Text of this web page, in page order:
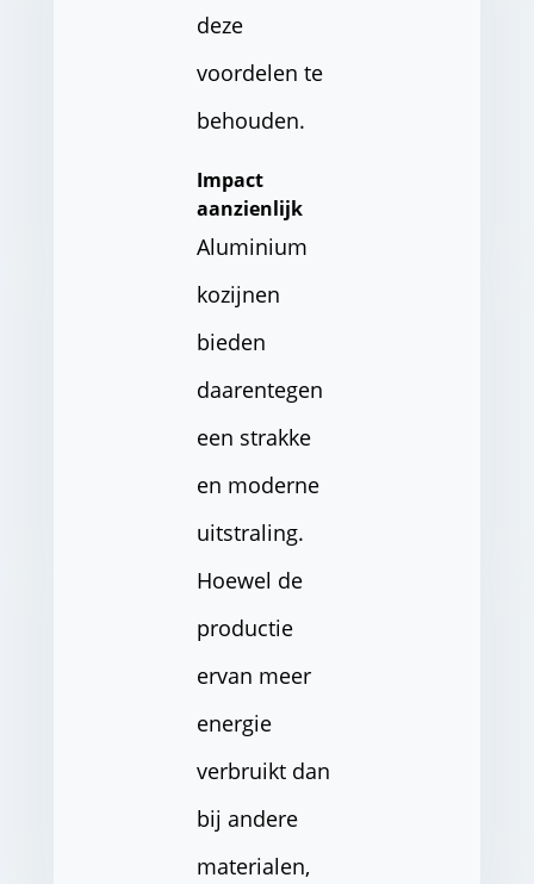
deze
voordelen te
behouden.
Impact
aanzienlijk
Aluminium
kozijnen
bieden
daarentegen
een strakke
en moderne
uitstraling.
Hoewel de
productie
ervan meer
energie
verbruikt dan
bij andere
materialen,